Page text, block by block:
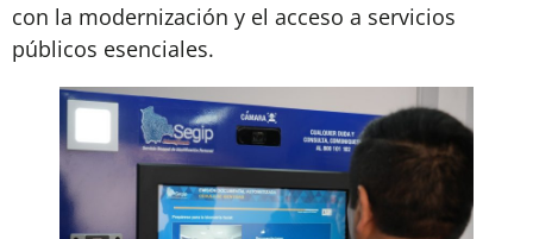
con la modernización y el acceso a servicios
públicos esenciales.